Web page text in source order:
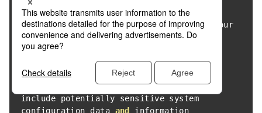
securing your Oracle database
system. You are solely responsible for
your
system and the effect and
results of
without limitation,
any damage
data loss). Further, the
output generated by this tool may
include potentially sensitive system
configuration data and information